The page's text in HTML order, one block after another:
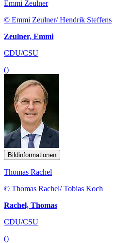
Emmi Zeulner
© Emmi Zeulner/ Hendrik Steffens
Zeulner, Emmi
CDU/CSU
()
Bildinformationen
Thomas Rachel
© Thomas Rachel/ Tobias Koch
Rachel, Thomas
CDU/CSU
()